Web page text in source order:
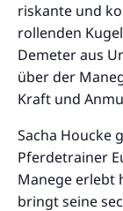
riskante und
rollenden
Demeter aus
über der
Kraft und
Sacha Houcke
Pferdetrainer
Manege erlebt
bringt seine